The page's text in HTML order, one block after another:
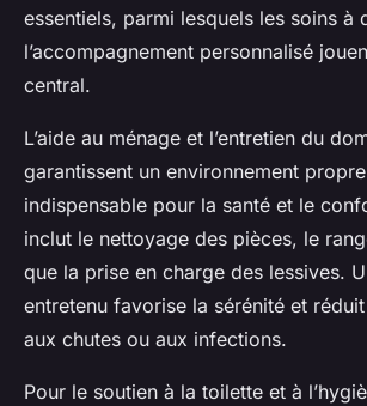
essentiels, parmi lesquels les soins à
l’accompagnement personnalisé
central.
L’aide au ménage et l’entretien du
garantissent un environnement
indispensable pour la santé et le
inclut le nettoyage des pièces, le
que la prise en charge des lessives.
entretenu favorise la sérénité et
aux chutes ou aux infections.
Pour le soutien à la toilette et à